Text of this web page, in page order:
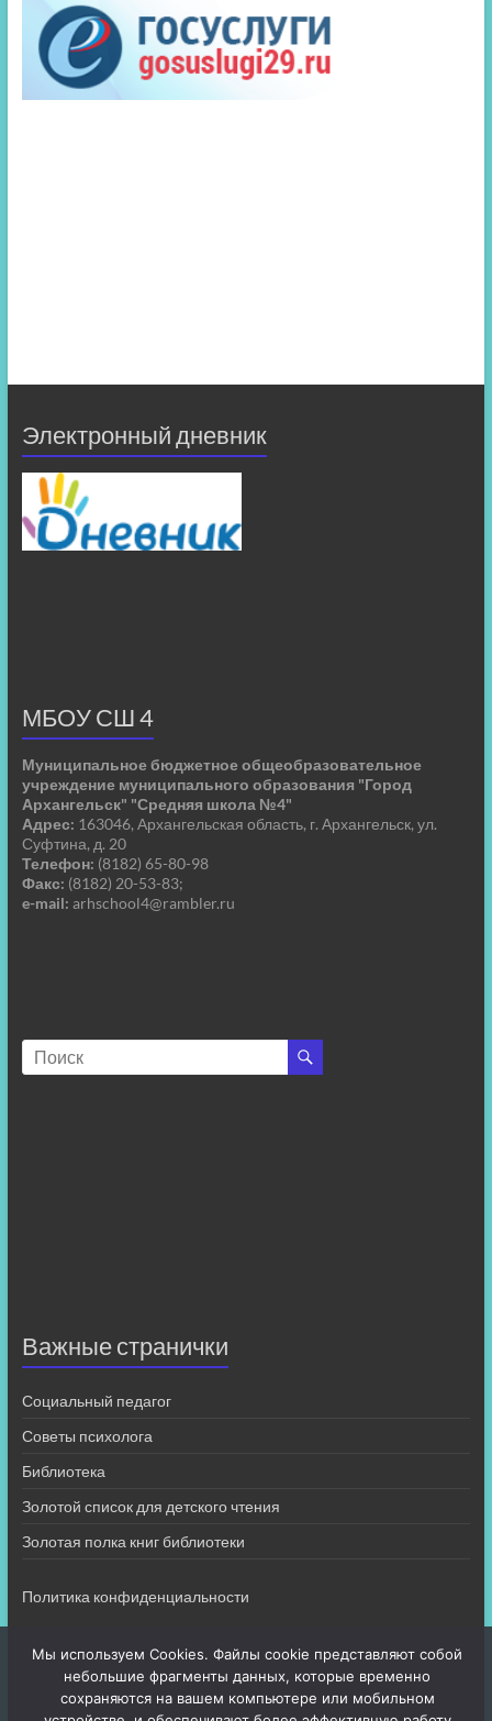
Электронный дневник
МБОУ СШ 4
Муниципальное бюджетное общеобразовательное
учреждение муниципального образования "Город
Архангельск" "Средняя школа №4"
Адрес: 163046, Архангельская область, г. Архангельск, ул.
Суфтина, д. 20
Телефон: (8182) 65-80-98
Факс: (8182) 20-53-83;
e-mail: arhschool4@rambler.ru
Важные странички
Социальный педагог
Советы психолога
Библиотека
Золотой список для детского чтения
Золотая полка книг библиотеки
Политика конфиденциальности
Мы используем Cookies. Файлы cookie представляют собой
небольшие фрагменты данных, которые временно
сохраняются на вашем компьютере или мобильном